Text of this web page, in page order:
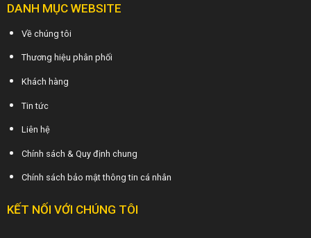
DANH MỤC WEBSITE
Về chúng tôi
Thương hiệu phân phối
Khách hàng
Tin tức
Liên hệ
Chính sách & Quy định chung
Chính sách bảo mật thông tin cá nhân
KẾT NỐI VỚI CHÚNG TÔI